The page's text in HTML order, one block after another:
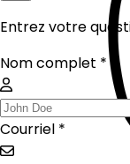
Entrez votre
Nom complet *
Courriel *